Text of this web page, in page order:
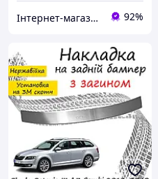
Інтернет-магазин Tuning 92%